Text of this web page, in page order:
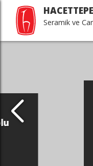
Seramik ve
Yong
Il'in